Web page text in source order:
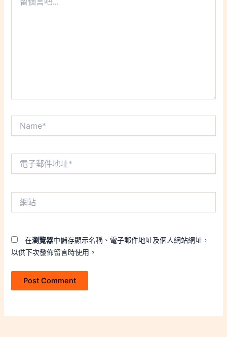
在瀏覽器中儲存顯示名稱、電子郵件地址及個人網站網址，
以供下次發佈留言時使用。